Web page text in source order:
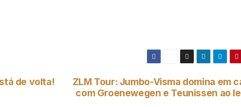
ZLM Tour: Jumbo-Visma domina em
com Groenewegen e Teunissen ao
de volta!